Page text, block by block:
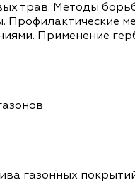
трав. Методы
Профилактические
Применение
газонных